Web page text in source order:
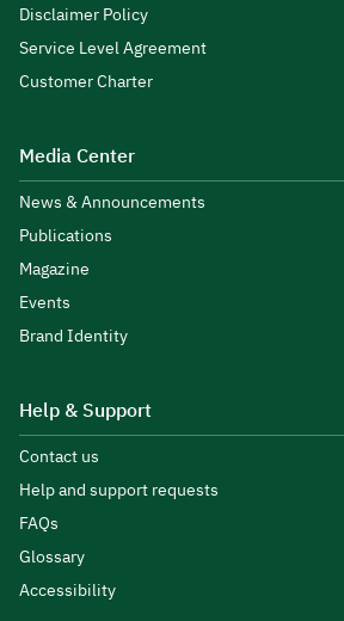
Disclaimer Policy
Service Level Agreement
Customer Charter
Media Center
News & Announcements
Publications
Magazine
Events
Brand Identity
Help & Support
Contact us
Help and support requests
FAQs
Glossary
Accessibility